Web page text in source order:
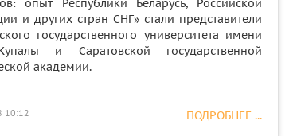
опыт Республики Беларусь, Российской
и других стран СНГ» стали представители
государственного университета имени
и Саратовской государственной
академии.
ПОДРОБНЕЕ ...
10:12